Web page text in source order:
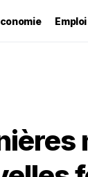
Emploi